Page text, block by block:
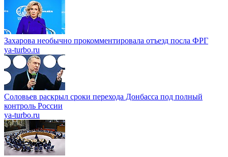
Захарова необычно прокомментировала отъезд посла ФРГ
ya-turbo.ru
Соловьев раскрыл сроки перехода Донбасса под полный
контроль России
ya-turbo.ru